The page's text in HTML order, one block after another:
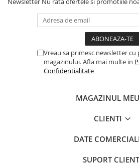
Vreau sa primesc newsletter
magazinului. Afla mai multe in
Confidentialitate
MAGAZINUL MEU
CLIENTI
DATE
SUPORT